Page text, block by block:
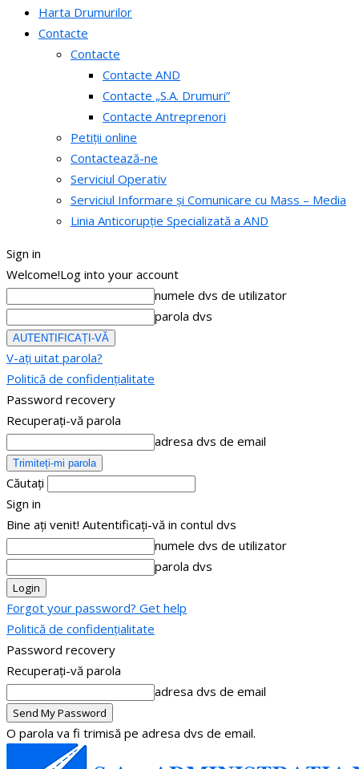
Harta Drumurilor
Contacte
Contacte
Contacte AND
Contacte „S.A. Drumuri”
Contacte Antreprenori
Petiții online
Contactează-ne
Serviciul Operativ
Serviciul Informare și Comunicare cu Mass – Media
Linia Anticorupție Specializată a AND
Sign in
Welcome!Log into your account
numele dvs de utilizator
parola dvs
V-ați uitat parola?
Politică de confidențialitate
Password recovery
Recuperați-vă parola
adresa dvs de email
Căutați
Sign in
Bine ați venit! Autentificați-vă in contul dvs
numele dvs de utilizator
parola dvs
Forgot your password? Get help
Politică de confidențialitate
Password recovery
Recuperați-vă parola
adresa dvs de email
O parola va fi trimisă pe adresa dvs de email.